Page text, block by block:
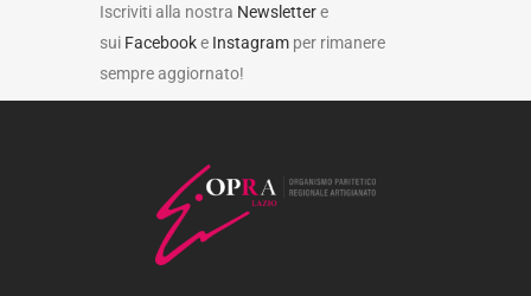
Iscriviti alla nostra Newslettere
sui Facebooke Instagram per rimanere
sempre aggiornato!